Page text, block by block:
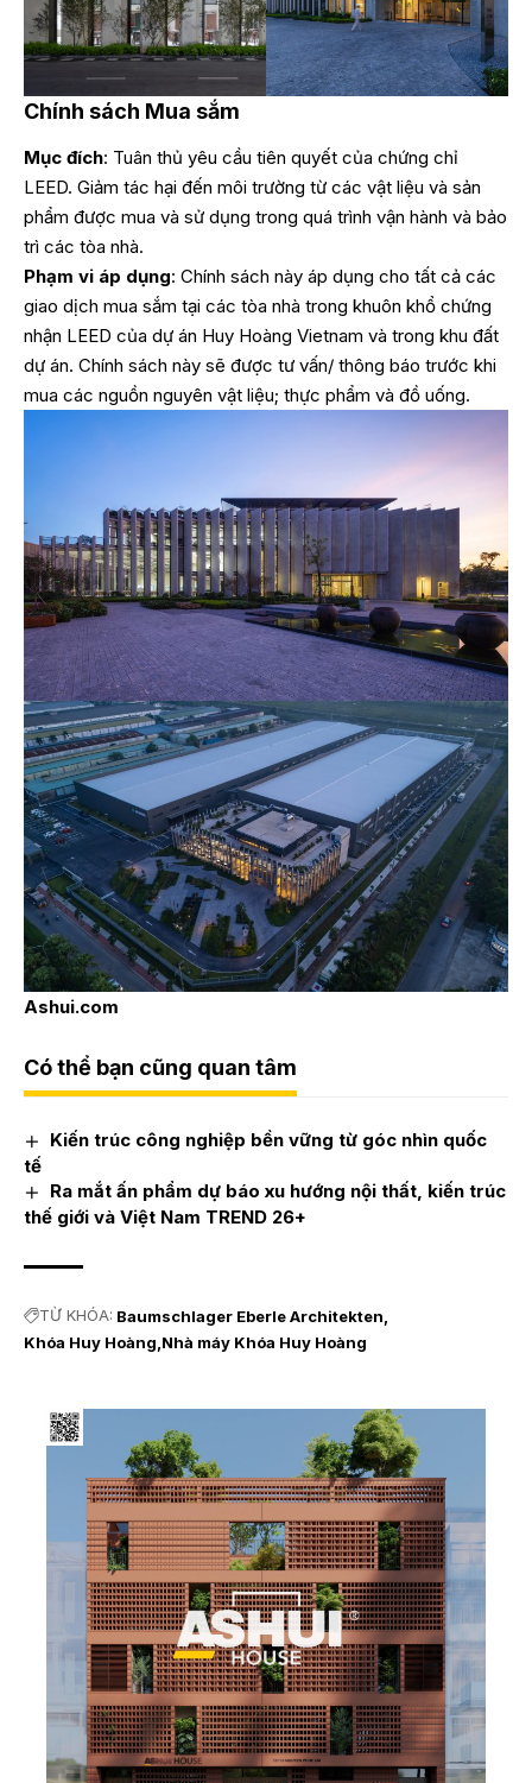
Chính sách Mua sắm
Mục đích: Tuân thủ yêu cầu tiên quyết của chứng chỉ
LEED. Giảm tác hại đến môi trường từ các vật liệu và sản
phẩm được mua và sử dụng trong quá trình vận hành và bảo
trì các tòa nhà.
Phạm vi áp dụng: Chính sách này áp dụng cho tất cả các
giao dịch mua sắm tại các tòa nhà trong khuôn khổ chứng
nhận LEED của dự án Huy Hoàng Vietnam và trong khu đất
dự án. Chính sách này sẽ được tư vấn/ thông báo trước khi
mua các nguồn nguyên vật liệu; thực phẩm và đồ uống.
Ashui.com
Có thể bạn cũng quan tâm
Kiến trúc công nghiệp bền vững từ góc nhìn quốc
tế
Ra mắt ấn phẩm dự báo xu hướng nội thất, kiến trúc
thế giới và Việt Nam TREND 26+
TỪ KHÓA: Baumschlager Eberle Architekten
Khóa Huy Hoàng Nhà máy Khóa Huy Hoàng